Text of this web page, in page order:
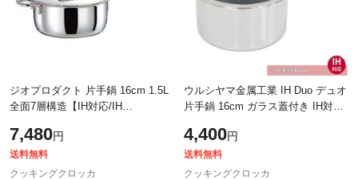
ジオプロダクト 片手鍋 16cm 1.5L
全面7層構造【IH対応/IH
器具/キッチン用品/宮崎製作所/日
本製】
7,480円
送料無料
クッキングクロッカ
ウルシヤマ金属工業 IH Duo デュオ
片手鍋 16cm ガラス蓋付き IH対応
ス/UMIC ユミック/ウルシヤマ/日本
製/送料
4,400円
送料無料
クッキングクロッカ